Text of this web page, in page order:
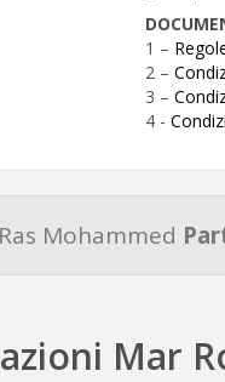
1 –
2 –
3 –
4 -
Mohammed
Mar